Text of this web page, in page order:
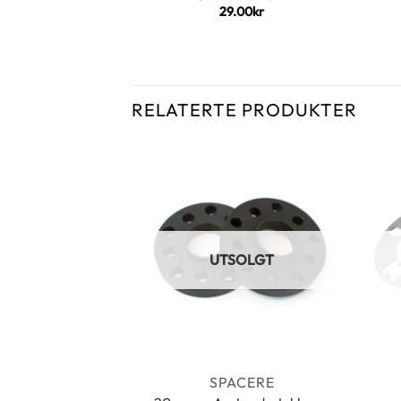
29.00kr
RELATERTE PRODUKTER
UTSOLGT
SPACERE